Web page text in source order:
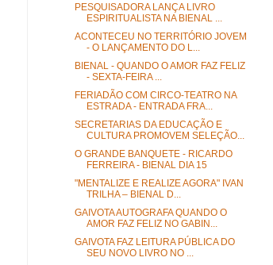
PESQUISADORA LANÇA LIVRO
ESPIRITUALISTA NA BIENAL ...
ACONTECEU NO TERRITÓRIO JOVEM
- O LANÇAMENTO DO L...
BIENAL - QUANDO O AMOR FAZ FELIZ
- SEXTA-FEIRA ...
FERIADÃO COM CIRCO-TEATRO NA
ESTRADA - ENTRADA FRA...
SECRETARIAS DA EDUCAÇÃO E
CULTURA PROMOVEM SELEÇÃO...
O GRANDE BANQUETE - RICARDO
FERREIRA - BIENAL DIA 15
"MENTALIZE E REALIZE AGORA" IVAN
TRILHA – BIENAL D...
GAIVOTA AUTOGRAFA QUANDO O
AMOR FAZ FELIZ NO GABIN...
GAIVOTA FAZ LEITURA PÚBLICA DO
SEU NOVO LIVRO NO ...